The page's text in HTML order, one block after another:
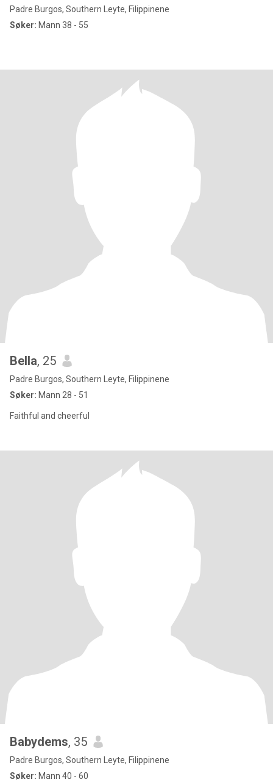
Padre Burgos, Southern Leyte, Filippinene
Søker: Mann 38 - 55
Bella, 25
Padre Burgos, Southern Leyte, Filippinene
Søker: Mann 28 - 51
Faithful and cheerful
Babydems, 35
Padre Burgos, Southern Leyte, Filippinene
Søker: Mann 40 - 60